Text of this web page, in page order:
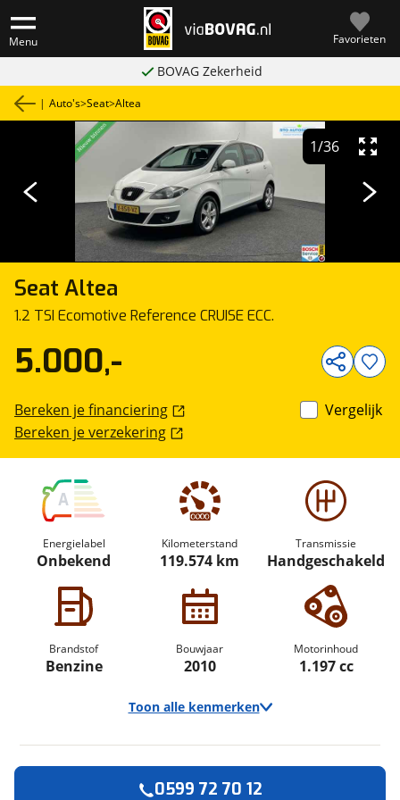
Menu Favorieten
BOVAG Zekerheid
| Auto's>Seat>Altea
Seat Altea
1.2 TSI Ecomotive Reference CRUISE ECC.
1/36
A
Energielabel
Onbekend
Kilometerstand
119.574 km
Transmissie
Handgeschakeld
Brandstof
Benzine
Bouwjaar
2010
Motorinhoud
1.197 cc
Toon alle kenmerken
5.000,-
Bereken je financiering
Bereken je verzekering
Vergelijk
0599 72 70 12